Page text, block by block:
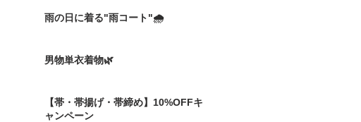
雨の日に着る"雨コート"🌧️
男物単衣着物🌿
【帯・帯揚げ・帯締め】10%OFFキ
ャンペーン